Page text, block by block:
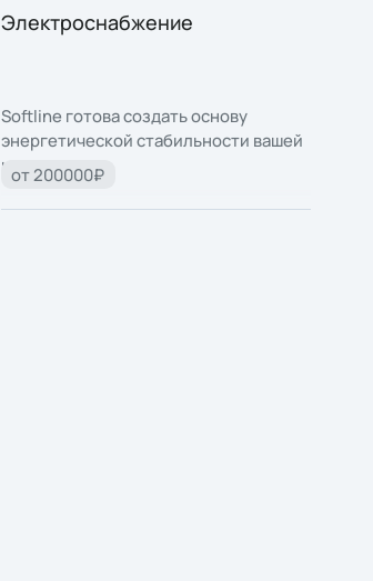
Электроснабжение
Softline готова создать основу
энергетической стабильности вашей
компании.
от 200000₽